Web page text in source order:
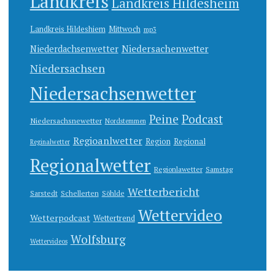
Landkreis Hildeshiem Mittwoch mp3
Niederdachsenwetter Niedersachenwetter
Niedersachsen
Niedersachsenwetter
Niedersachsnewetter Nordstemmen Peine Podcast
Reginalwetter Regioanlwetter Region Regional
Regionalwetter Regionlawetter Samstag
Sarstedt Schellerten Söhlde Wetterbericht
Wetterpodcast Wettertrend Wettervideo
Wettervideos Wolfsburg